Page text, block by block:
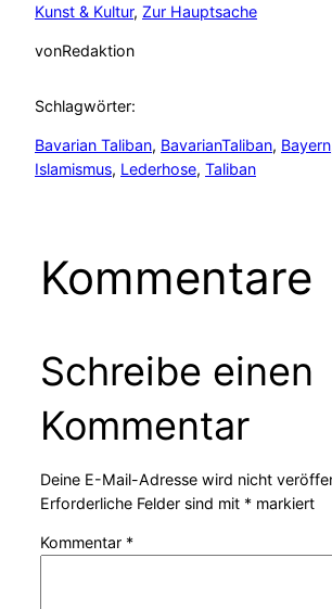
Kunst & Kultur, Zur Hauptsache
vonRedaktion
Schlagwörter:
Bavarian Taliban, BavarianTaliban, Bayern
Islamismus, Lederhose, Taliban
Kommentare
Schreibe einen
Kommentar
Deine E-Mail-Adresse wird nicht
Erforderliche Felder sind mit *markiert
Kommentar *